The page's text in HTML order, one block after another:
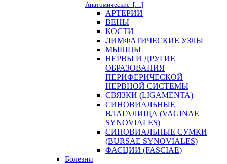
Анатомические […]
АРТЕРИИ
ВЕНЫ
КОСТИ
ЛИМФАТИЧЕСКИЕ УЗЛЫ
МЫШЦЫ
НЕРВЫ И ДРУГИЕ
ОБРАЗОВАНИЯ
ПЕРИФЕРИЧЕСКОЙ
НЕРВНОЙ СИСТЕМЫ
СВЯЗКИ (LIGAMENTA)
СИНОВИАЛЬНЫЕ
ВЛАГАЛИЩА (VAGINAE
SYNOVIALES)
СИНОВИАЛЬНЫЕ СУМКИ
(BURSAE SYNOVIALES)
ФАСЦИИ (FASCIAE)
Болезни